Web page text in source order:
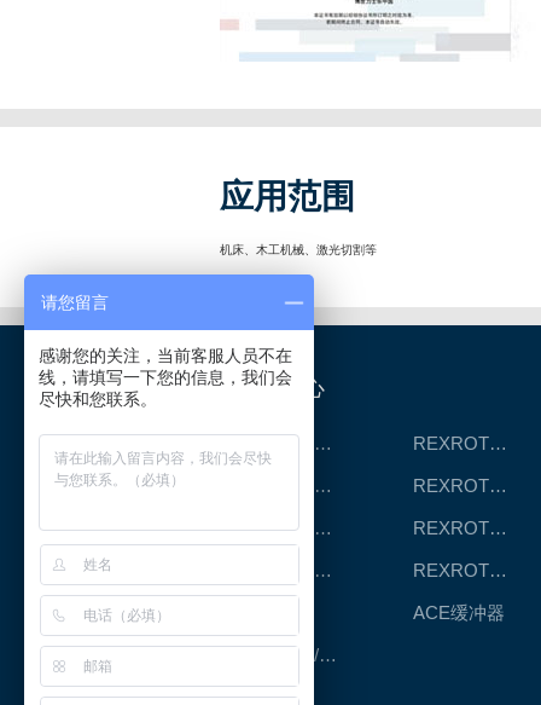
应用范围
机床、木工机械、激光切割等
产品中心
REXROTH工厂解决方案 REXROTH/力士乐线性产品
REXROTH丝杠螺母 REXROTH直线模组
REXROTH测量系统IMS REXROTH/力士乐电动缸
REXROTH/力士乐油压 REXROTH/力士乐伺服驱动
ACE缓冲器
RENOLD/雷诺德工业链条
请您留言
感谢您的关注，当前客服人员不在
线，请填写一下您的信息，我们会
尽快和您联系。